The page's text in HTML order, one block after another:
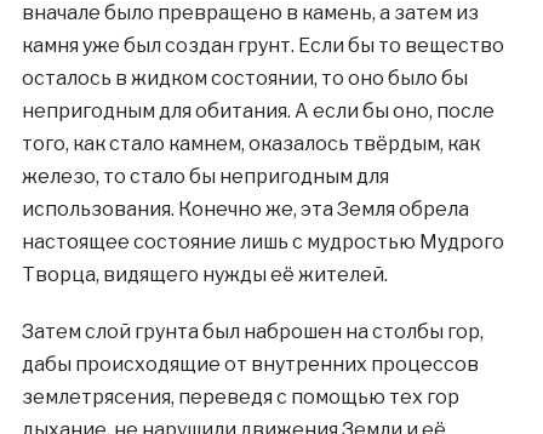
вначале было превращено в камень, а затем из
камня уже был создан грунт. Если бы то вещество
осталось в жидком состоянии, то оно было бы
непригодным для обитания. А если бы оно, после
того, как стало камнем, оказалось твёрдым, как
железо, то стало бы непригодным для
использования. Конечно же, эта Земля обрела
настоящее состояние лишь с мудростью Мудрого
Творца, видящего нужды её жителей.
Затем слой грунта был наброшен на столбы гор,
дабы происходящие от внутренних процессов
землетрясения, переведя с помощью тех гор